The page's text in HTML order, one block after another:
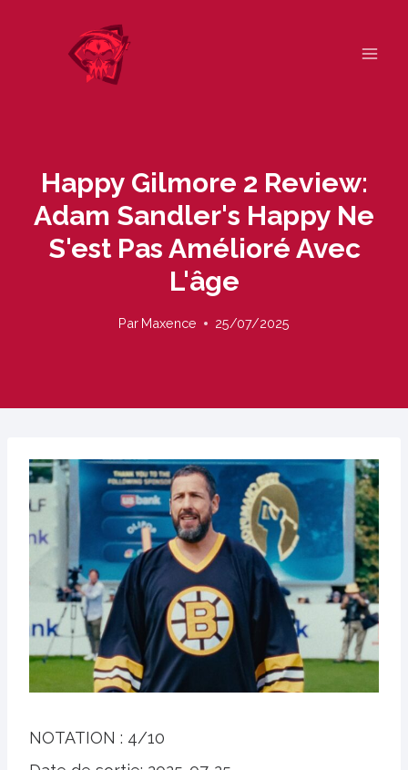
Happy Gilmore 2 Review:
Adam Sandler's Happy Ne
S'est Pas Amélioré Avec
L'âge
Par Maxence 25/07/2025
NOTATION : 4/10